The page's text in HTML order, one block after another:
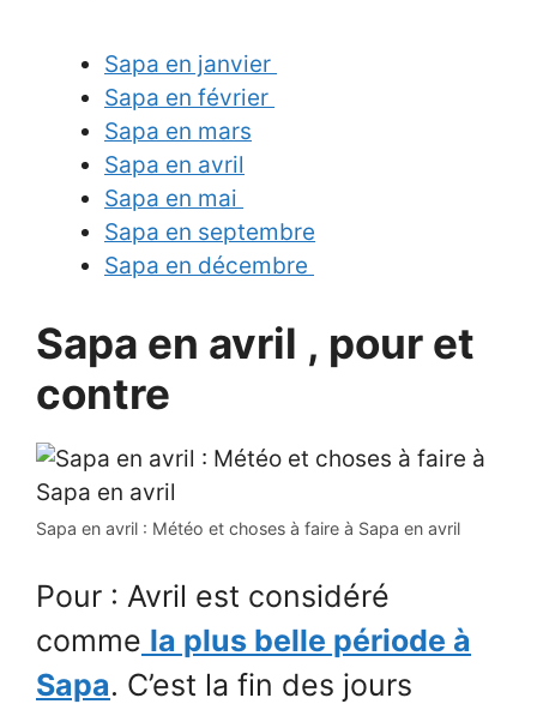
Sapa en janvier
Sapa en février
Sapa en mars
Sapa en avril
Sapa en mai
Sapa en septembre
Sapa en décembre
Sapa en avril , pour et
contre
Sapa en avril : Météo et choses à faire à Sapa en avril
Pour : Avril est considéré
comme la plus belle période à
Sapa. C’est la fin des jours